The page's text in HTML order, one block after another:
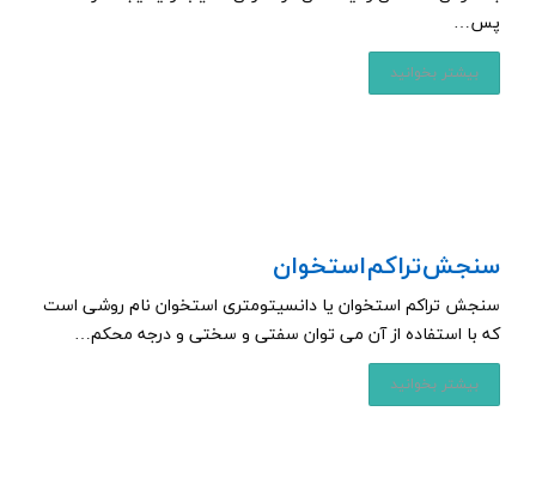
پس…
بیشتر بخوانید
سنجش تراکم استخوان
سنجش تراکم استخوان یا دانسیتومتری استخوان نام روشی است
که با استفاده از آن می توان سفتی و سختی و درجه محکم…
بیشتر بخوانید